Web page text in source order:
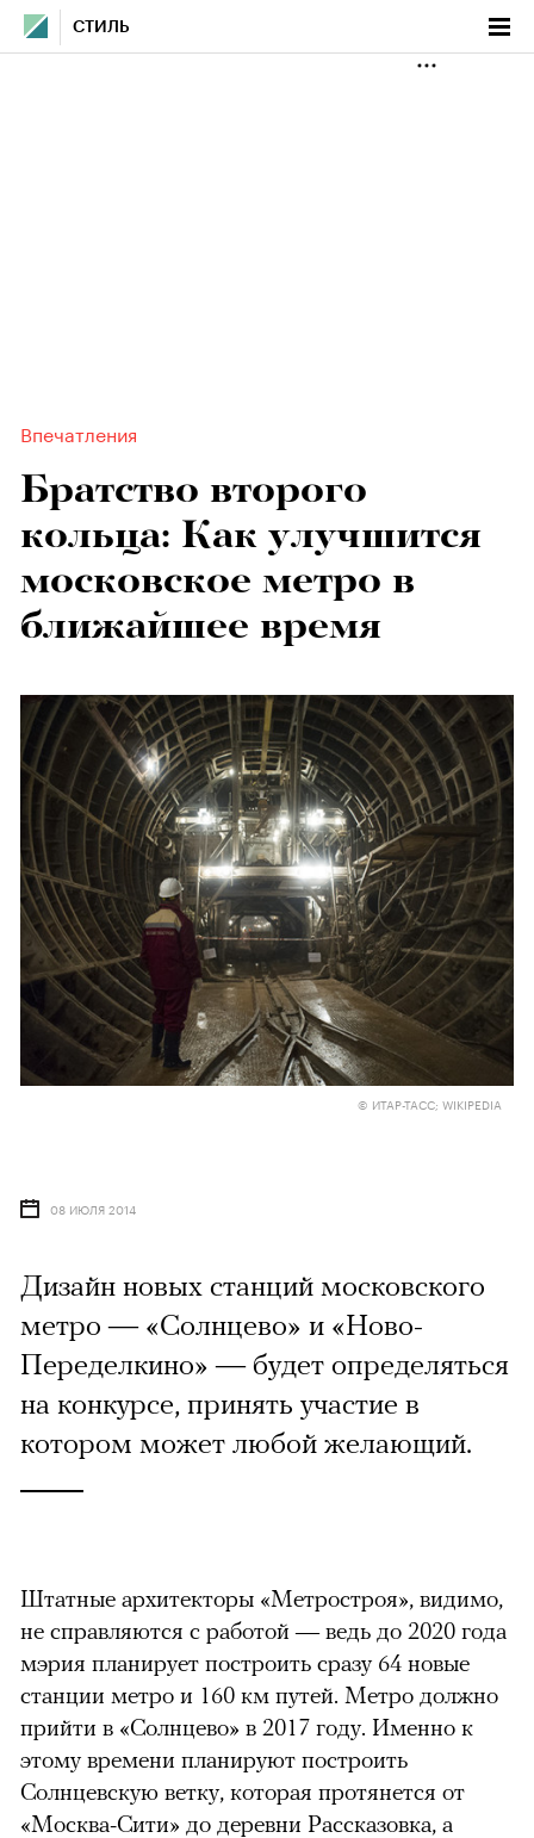
СТИЛЬ
Впечатления
Братство второго
кольца: Как улучшится
московское метро в
ближайшее время
© ИТАР-ТАСС; WIKIPEDIA
08 ИЮЛЯ 2014
Дизайн новых станций московского
метро — «Солнцево» и «Ново-
Переделкино» — будет определяться
на конкурсе, принять участие в
котором может любой желающий.
Штатные архитекторы «Метростроя», видимо,
не справляются с работой — ведь до 2020 года
мэрия планирует построить сразу 64 новые
станции метро и 160 км путей. Метро должно
прийти в «Солнцево» в 2017 году. Именно к
этому времени планируют построить
Солнцевскую ветку, которая протянется от
«Москва-Сити» до деревни Рассказовка, а